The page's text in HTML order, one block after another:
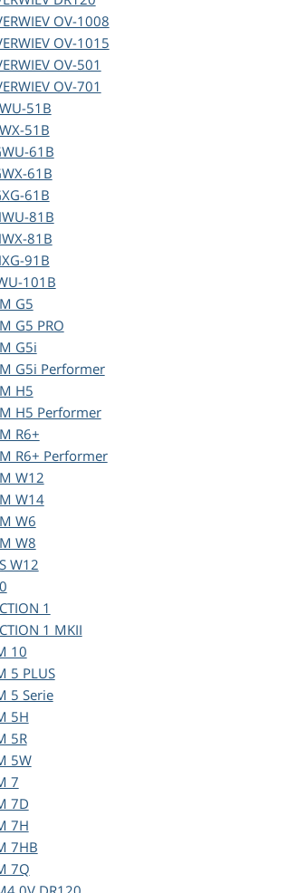
OV-1008
OV-1015
OV-501
OV-701
51B
51B
61B
61B
61B
81B
81B
91B
101B
G5
G5 PRO
G5i
G5i Performer
H5
H5 Performer
R6+
R6+ Performer
W12
W14
W6
W8
W12
1
1 MKII
10
5 PLUS
5 Serie
5H
5R
5W
7
7D
7H
7HB
7Q